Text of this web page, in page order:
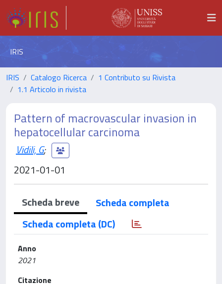
IRIS
IRIS Catalogo Ricerca
1 Contributo su Rivista
1.1 Articolo in rivista
Pattern of macrovascular invasion in
hepatocellular carcinoma
Vidili, G;
2021-01-01
Scheda breve
Scheda completa
Scheda completa (DC)
Anno
2021
Citazione